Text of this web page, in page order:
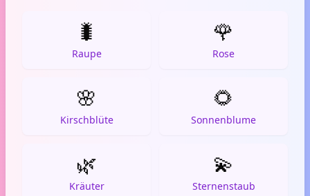
🐛
Raupe
🌹
Rose
🌸
Kirschblüte
🌻
Sonnenblume
🌿
Kräuter
💫
Sternenstaub